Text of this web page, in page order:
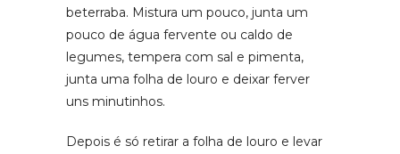
beterraba. Mistura um pouco, junta um
pouco de água fervente ou caldo de
legumes, tempera com sal e pimenta,
junta uma folha de louro e deixar ferver
uns minutinhos.
Depois é só retirar a folha de louro e levar